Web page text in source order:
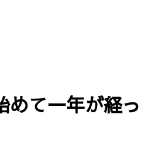
めて一年が経っ